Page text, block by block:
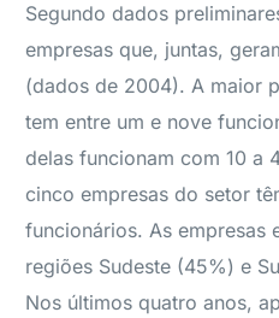
Segundo dados
empresas que, juntas,
(dados de 2004). A maior
tem entre um e nove
delas funcionam com 10 a
cinco empresas do setor
funcionários. As empresas
regiões Sudeste (45%) e
Nos últimos quatro anos,